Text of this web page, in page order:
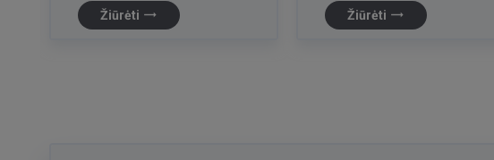
Žiūrėti trending_flat Žiūrėti trending_flat